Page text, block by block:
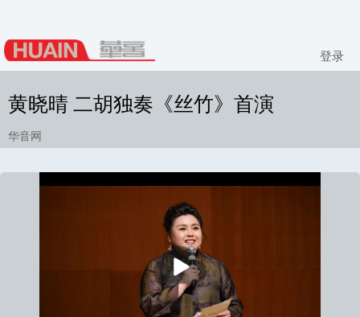
登录
黄晓晴 二胡独奏《丝竹》首演
华音网
播
放